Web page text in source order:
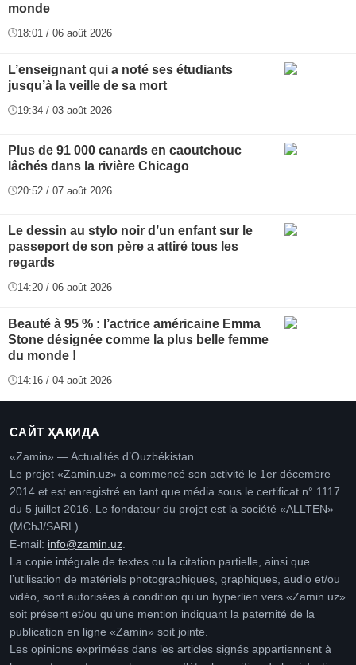
monde
18:01 / 06 août 2026
L’enseignant qui a noté ses étudiants
jusqu’à la veille de sa mort
19:34 / 03 août 2026
Plus de 91 000 canards en caoutchouc
lâchés dans la rivière Chicago
20:52 / 07 août 2026
Le dessin au stylo noir d’un enfant sur le
passeport de son père a attiré tous les
regards
14:20 / 06 août 2026
Beauté à 95 % : l’actrice américaine Emma
Stone désignée comme la plus belle femme
du monde !
14:16 / 04 août 2026
САЙТ ҲАҚИДА
«Zamin» — Actualités d’Ouzbékistan.
Le projet «Zamin.uz» a commencé son activité le 1er décembre
2014 et est enregistré en tant que média sous le certificat n° 1117
du 5 juillet 2016. Le fondateur du projet est la société «ALLTEN»
(MChJ/SARL).
E-mail: info@zamin.uz
La copie intégrale de textes ou la citation partielle, ainsi que
l’utilisation de matériels photographiques, graphiques, audio et/ou
vidéo, sont autorisées à condition qu’un hyperlien vers «Zamin.uz»
soit présent et/ou qu’une mention indiquant la paternité de la
publication en ligne «Zamin» soit jointe.
Les opinions exprimées dans les articles signés appartiennent à